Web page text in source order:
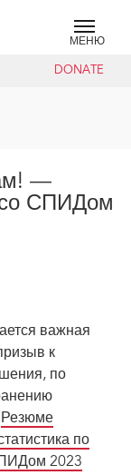
МЕНЮ
DONATE
—
СПИДом
важная
к
по
Резюме
по
2023